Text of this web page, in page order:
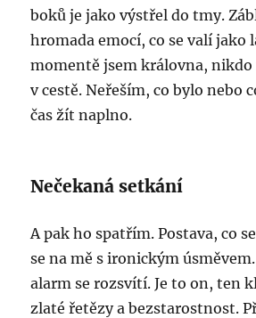
boků je jako výstřel do tmy.
hromada emocí, co se valí jako
momentě jsem královna,
v cestě. Neřeším, co bylo nebo
čas žít naplno.
Nečekaná setkání
A pak ho spatřím. Postava, co
se na mě s ironickým
alarm se rozsvítí. Je to on, ten
zlaté řetězy a bezstarostnost.